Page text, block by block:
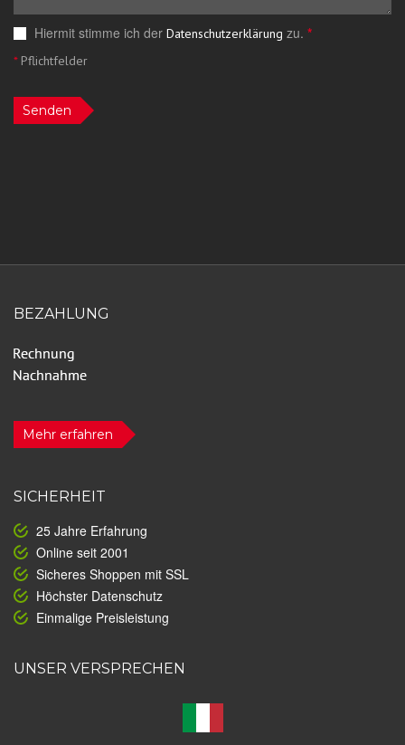
Hiermit stimme ich der Datenschutzerklärung zu. *
*Pflichtfelder
Senden
BEZAHLUNG
Mehr erfahren
SICHERHEIT
25 Jahre Erfahrung
Online seit 2001
Sicheres Shoppen mit SSL
Höchster Datenschutz
Einmalige Preisleistung
UNSER VERSPRECHEN